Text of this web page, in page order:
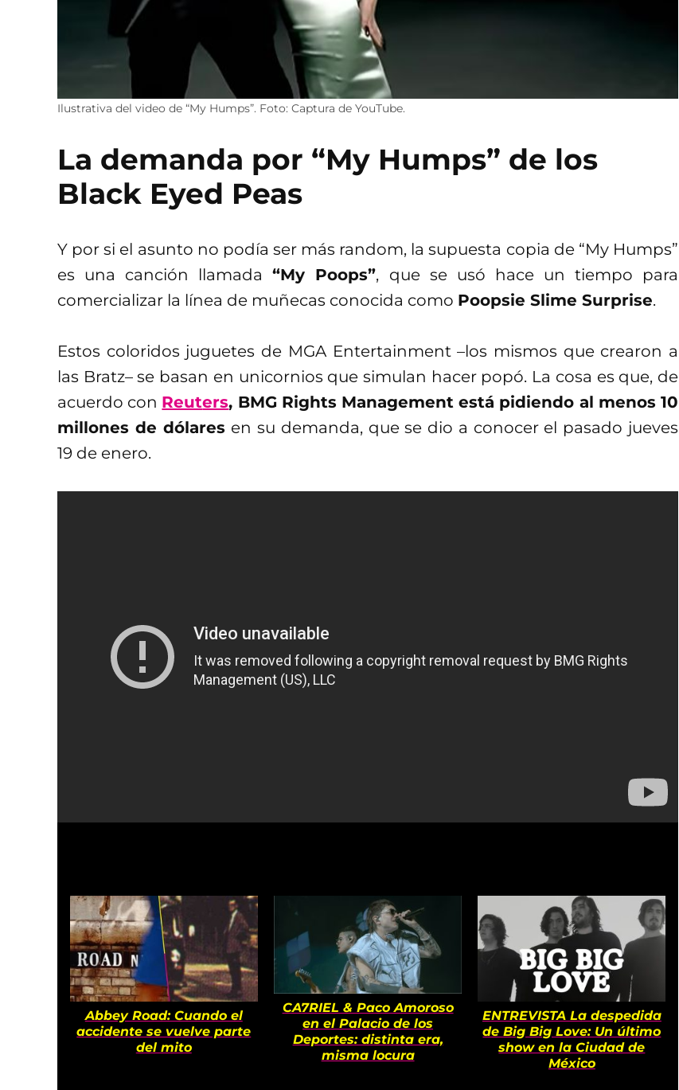
Ilustrativa del video de “My Humps”. Foto: Captura de YouTube.
La demanda por “My Humps” de los
Black Eyed Peas
Y por si el asunto no podía ser más random, la supuesta copia de “My Humps”
es una canción llamada“My Poops”, que se usó hace un tiempo para
comercializar la línea de muñecas conocida como Poopsie Slime Surprise.
Estos coloridos juguetes de MGA Entertainment –los mismos que crearon a
las Bratz– se basan en unicornios que simulan hacer popó. La cosa es que, de
acuerdo con Reuters, BMG Rights Management está pidiendo al menos 10
millones de dólares en su demanda, que se dio a conocer el pasado jueves
19 de enero.
declaraciones a medios por la demanda.
Echándole oído a las canciones, las similitudes no son tan claras en el inicio.
Abbey Road: Cuando el
accidente se vuelve parte
del mito
CA7RIEL & Paco Amoroso
en el Palacio de los
Deportes: distinta era,
misma locura
ENTREVISTA La despedida
de Big Big Love: Un último
show en la Ciudad de
México